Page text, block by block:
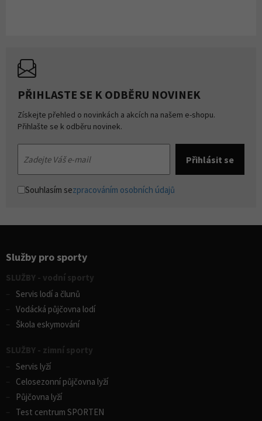
PŘIHLASTE SE K ODBĚRU NOVINEK
Získejte přehled o novinkách a akcích na našem e-shopu.
Přihlašte se k odběru novinek.
Souhlasím sezpracováním osobních údajů
Služby pro sporty
SLUŽBY - vodní sporty
Servis lodí a člunů
Vodácká půjčovna lodí
Škola eskymování
SLUŽBY - zimní sporty
Servis lyží
Celosezonní půjčovna lyží
Půjčovna lyží
Test centrum SPORTEN